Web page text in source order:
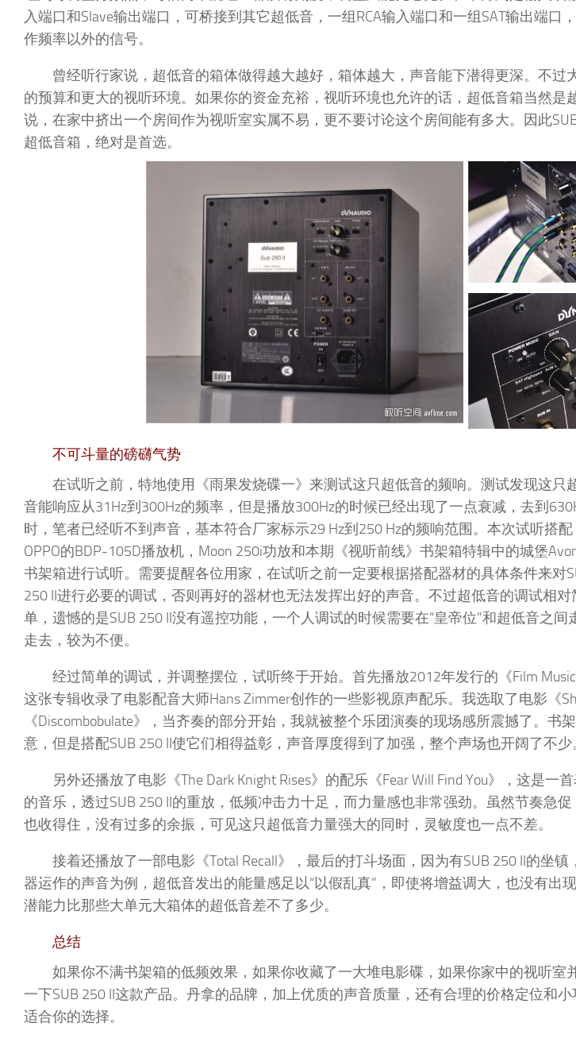
入端口和Slave输出端口，可桥接到其它超低音，一组RCA输入端口和一组SAT输出端口
作频率以外的信号。
曾经听行家说，超低音的箱体做得越大越好，箱体越大，声音能下潜得更深。不过
的预算和更大的视听环境。如果你的资金充裕，视听环境也允许的话，超低音箱当然是
说，在家中挤出一个房间作为视听室实属不易，更不要讨论这个房间能有多大。因此
超低音箱，绝对是首选。
不可斗量的磅礴气势
在试听之前，特地使用《雨果发烧碟一》来测试这只超低音的频响。测试发现这只
音能响应从31Hz到300Hz的频率，但是播放300Hz的时候已经出现了一点衰减，去到
时，笔者已经听不到声音，基本符合厂家标示29 Hz到250 Hz的频响范围。本次试听搭配
OPPO的BDP-105D播放机，Moon 250i功放和本期《视听前线》书架箱特辑中的城堡
书架箱进行试听。需要提醒各位用家，在试听之前一定要根据搭配器材的具体条件来对
250 II进行必要的调试，否则再好的器材也无法发挥出好的声音。不过超低音的调试相对
单，遗憾的是SUB 250 II没有遥控功能，一个人调试的时候需要在“皇帝位”和超低音之间
走去，较为不便。
经过简单的调试，并调整摆位，试听终于开始。首先播放2012年发行的《Film Music
这张专辑收录了电影配音大师Hans Zimmer创作的一些影视原声配乐。我选取了电影《
《Discombobulate》，当齐奏的部分开始，我就被整个乐团演奏的现场感所震撼了。书
意，但是搭配SUB 250 II使它们相得益彰，声音厚度得到了加强，整个声场也开阔了不少
另外还播放了电影《The Dark Knight Rises》的配乐《Fear Will Find You》，这是一
的音乐，透过SUB 250 II的重放，低频冲击力十足，而力量感也非常强劲。虽然节奏急
也收得住，没有过多的余振，可见这只超低音力量强大的同时，灵敏度也一点不差。
接着还播放了一部电影《Total Recall》，最后的打斗场面，因为有SUB 250 II的坐
器运作的声音为例，超低音发出的能量感足以“以假乱真”，即使将增益调大，也没有出
潜能力比那些大单元大箱体的超低音差不了多少。
总结
如果你不满书架箱的低频效果，如果你收藏了一大堆电影碟，如果你家中的视听室
一下SUB 250 II这款产品。丹拿的品牌，加上优质的声音质量，还有合理的价格定位和
适合你的选择。